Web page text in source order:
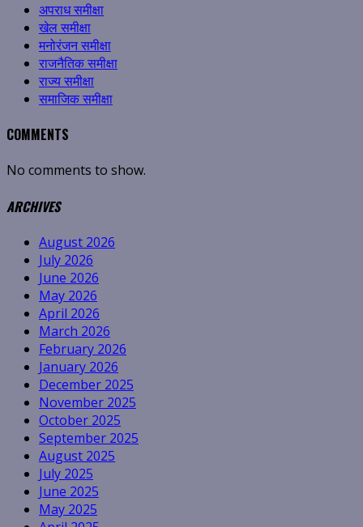
अपराध समीक्षा
खेल समीक्षा
मनोरंजन समीक्षा
राजनैतिक समीक्षा
राज्य समीक्षा
समाजिक समीक्षा
COMMENTS
No comments to show.
ARCHIVES
August 2026
July 2026
June 2026
May 2026
April 2026
March 2026
February 2026
January 2026
December 2025
November 2025
October 2025
September 2025
August 2025
July 2025
June 2025
May 2025